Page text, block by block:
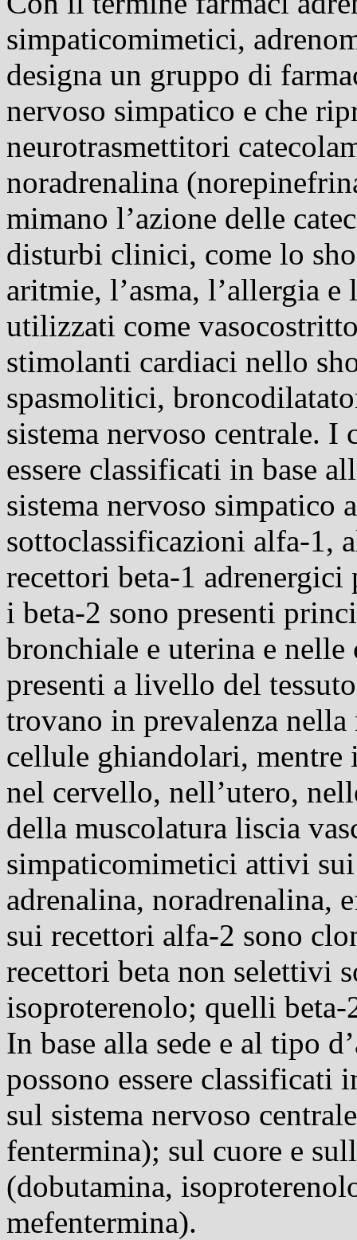
simpaticomimetici,
designa un gruppo di
nervoso simpatico e che
neurotrasmettitori
noradrenalina
mimano l’azione delle
disturbi clinici, come lo
aritmie, l’asma, l’allergia
utilizzati come
stimolanti cardiaci nello
spasmolitici,
sistema nervoso centrale. I
essere classificati in base
sistema nervoso simpatico
sottoclassificazioni alfa-1,
recettori beta-1
i beta-2 sono presenti
bronchiale e uterina e
presenti a livello del
trovano in prevalenza
cellule ghiandolari,
nel cervello, nell’utero,
della muscolatura liscia
simpaticomimetici attivi
adrenalina,
sui recettori alfa-2 sono
recettori beta non selettivi
isoproterenolo; quelli
In base alla sede e al tipo
possono essere
sul sistema nervoso
fentermina); sul cuore e
(dobutamina,
mefentermina).